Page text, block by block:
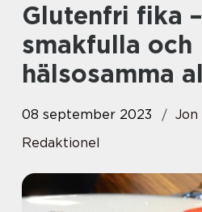
Glutenfri fika – Njut av
smakfulla och
hälsosamma
08 september 2023
Jon
Redaktionel